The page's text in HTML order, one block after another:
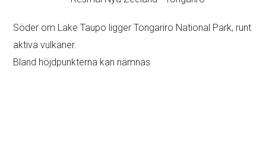
Söder om Lake Taupo ligger Tongariro National Park, runt
aktiva vulkaner.
Bland höjdpunkterna kan nämnas